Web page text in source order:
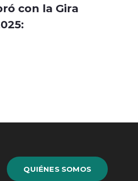
con la Gira
QUIÉNES SOMOS